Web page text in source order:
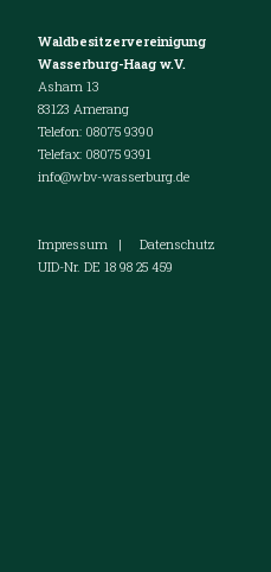
Waldbesitzervereinigung
Wasserburg-Haag w.V.
Asham 13
83123 Amerang
Telefon: 08075 9390
Telefax: 08075 9391
info@wbv-wasserburg.de
Impressum | Datenschutz
UID-Nr. DE 18 98 25 459